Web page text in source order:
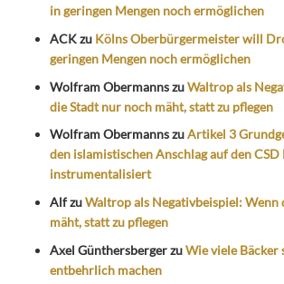
in geringen Mengen noch ermöglichen
ACKzu Kölns Oberbürgermeister will
geringen Mengen noch ermöglichen
Wolfram ObermannszuWaltrop als
die Stadt nur noch mäht, statt zu pflegen
Wolfram ObermannszuArtikel 3
den islamistischen Anschlag auf den
instrumentalisiert
AlfzuWaltrop als Negativbeispiel: Wenn
mäht, statt zu pflegen
Axel GünthersbergerzuWie viele Bäcker
entbehrlich machen